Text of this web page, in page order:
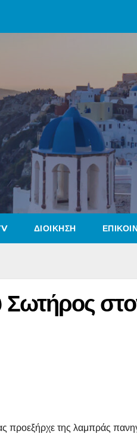
ΔΙΟΙΚΗΣΗ
προεξήρχε της λαμπράς